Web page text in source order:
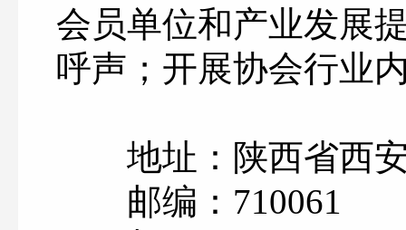
会员单位和产业发展
呼声； 开展协会行业
地址：陕西省西安
邮编：710061